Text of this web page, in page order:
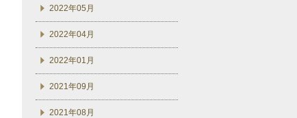
2022年05月
2022年04月
2022年01月
2021年09月
2021年08月